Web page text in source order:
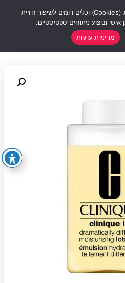
באתר נעשה שימוש בעוגיות (Cookies) וכלים דומים לשיפור חוויית
וביצוע ניתוחים סטטיסטיים.
מדיניות עוגיות